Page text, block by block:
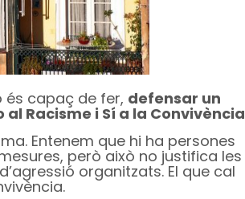
és capaç de fer, defensar un
Racisme i Sí a la Convivència
Entenem que hi ha persones
però això no justifica les
organitzats. El que cal